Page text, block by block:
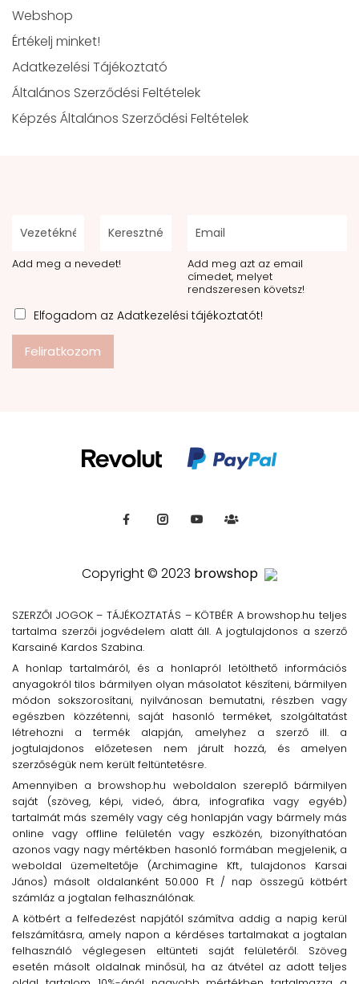
Webshop
Értékelj minket!
Adatkezelési Tájékoztató
Általános Szerződési Feltételek
Képzés Általános Szerződési Feltételek
Add meg a nevedet!
Add meg azt az email
címedet, melyet
rendszeresen követsz!
Elfogadom az Adatkezelési tájékoztatót!
Feliratkozom
Copyright © 2023 browshop
SZERZŐI JOGOK – TÁJÉKOZTATÁS – KÖTBÉR A browshop.hu teljes
tartalma szerzői jogvédelem alatt áll. A jogtulajdonos a szerző
Karsainé Kardos Szabina.
A honlap tartalmáról, és a honlapról letölthető információs
anyagokról tilos bármilyen olyan másolatot készíteni, bármilyen
módon sokszorosítani, nyilvánosan bemutatni, részben vagy
egészben közzétenni, saját hasonló terméket, szolgáltatást
létrehozni a termék alapján, amelyhez a szerző ill. a
jogtulajdonos előzetesen nem járult hozzá, és amelyen
szerzőségük nem került feltüntetésre.
Amennyiben a browshop.hu weboldalon szereplő bármilyen
saját (szöveg, képi, videó, ábra, infografika vagy egyéb)
tartalmát más személy vagy cég honlapján vagy bármely más
online vagy offline felületén vagy eszközén, bizonyíthatóan
azonos vagy nagy mértékben hasonló formában megjelenik, a
weboldal üzemeltetője (Archimagine Kft., tulajdonos Karsai
János) másolt oldalanként 50.000 Ft / nap összegű kötbért
számláz a jogtalan felhasználónak.
A kötbért a felfedezést napjától számítva addig a napig kerül
felszámításra, amely napon a kérdéses tartalmakat a jogtalan
felhasználó véglegesen eltünteti saját felületéről. Szöveg
esetén másolt oldalnak minősül, ha az átvétel az adott teljes